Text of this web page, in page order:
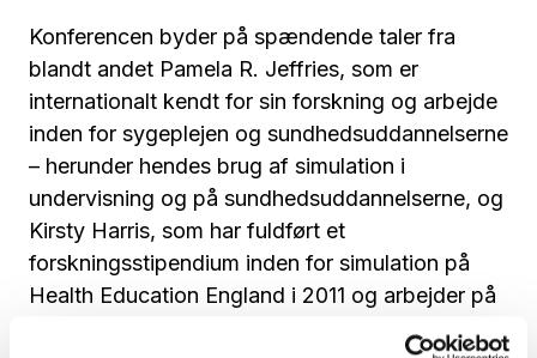
Konferencen byder på spændende taler fra
blandt andet Pamela R. Jeffries, som er
internationalt kendt for sin forskning og arbejde
inden for sygeplejen og sundhedsuddannelserne
– herunder hendes brug af simulation i
undervisning og på sundhedsuddannelserne, og
Kirsty Harris, som har fuldført et
forskningsstipendium inden for simulation på
Health Education England i 2011 og arbejder på